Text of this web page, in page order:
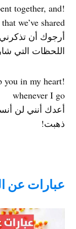
together, and
we’ve shared
أرجوك أن
اللحظات التي
you in my heart
whenever I go
أعدك أنني لن
ذهبت!
عبارات عن